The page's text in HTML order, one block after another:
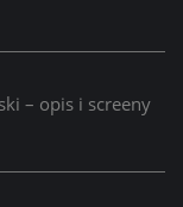
– opis i screeny